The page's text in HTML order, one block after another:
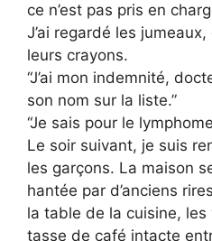
ce n’est pas pris en
J’ai regardé les
leurs crayons.
“J’ai mon indemnité,
son nom sur la liste.”
“Je sais pour le
Le soir suivant, je suis
les garçons. La maison
hantée par d’anciens
la table de la cuisine,
tasse de café intacte